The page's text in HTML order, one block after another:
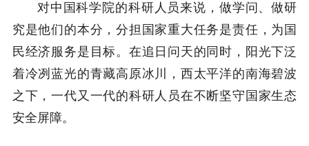
对中国科学院的科研人员来说，做学问、做研
究是他们的本分，分担国家重大任务是责任，为国
民经济服务是目标。在追日问天的同时，阳光下泛
着冷冽蓝光的青藏高原冰川，西太平洋的南海碧波
之下，一代又一代的科研人员在不断坚守国家生态
安全屏障。